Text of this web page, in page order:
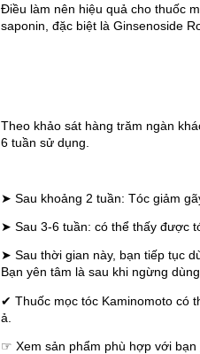
Điều làm nên hiệu quả cho thuốc
saponin, đặc biệt là Ginsenoside
Theo khảo sát hàng trăm ngàn
6 tuần sử dụng.
➤ Sau khoảng 2 tuần: Tóc giảm
➤ Sau 3-6 tuần: có thể thấy được
➤ Sau thời gian này, bạn tiếp tục
Bạn yên tâm là sau khi ngừng
✔ Thuốc mọc tóc Kaminomoto có
ả.
☞ Xem sản phẩm phù hợp với bạn